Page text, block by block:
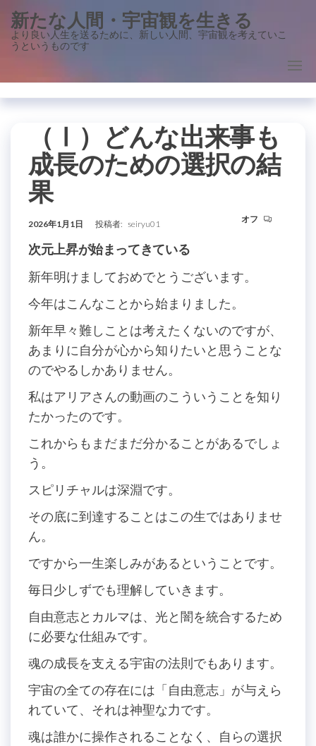
ン
に
新たな人間・宇宙観を生きる
より良い人生を送るために、新しい人間、宇宙観を考えていこ
うというものです
（Ⅰ）どんな出来事も
成長のための選択の結
果
2026年1月1日 投稿者: seiryu01 オフ
次元上昇が始まってきている
新年明けましておめでとうございます。
今年はこんなことから始まりました。
新年早々難しことは考えたくないのですが、
あまりに自分が心から知りたいと思うことな
のでやるしかありません。
私はアリアさんの動画のこういうことを知り
たかったのです。
これからもまだまだ分かることがあるでしょ
う。
スピリチャルは深淵です。
その底に到達することはこの生ではありませ
ん。
ですから一生楽しみがあるということです。
毎日少しずでも理解していきます。
自由意志とカルマは、光と闇を統合するため
に必要な仕組みです。
魂の成長を支える宇宙の法則でもあります。
宇宙の全ての存在には「自由意志」が与えら
れていて、それは神聖な力です。
魂は誰かに操作されることなく、自らの選択